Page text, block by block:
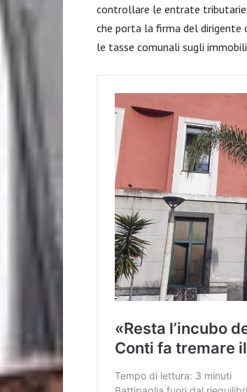
controllare le entrate tributarie
che porta la firma del dirigente
le tasse comunali sugli